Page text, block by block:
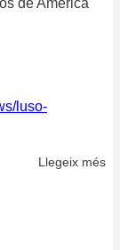
luso-
Llegeix més